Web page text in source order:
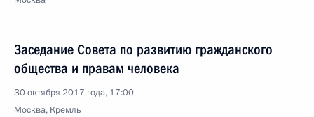
Заседание Совета по развитию гражданского
общества и правам человека
30 октября 2017 года, 17:00
Москва, Кремль